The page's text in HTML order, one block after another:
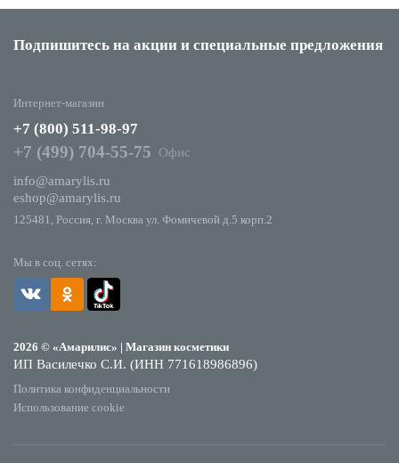
Подпишитесь на акции и специальные предложения
Мы в соц. сетях:
2026 © «Амарилис» | Магазин косметики
ИП Василечко С.И. (ИНН 771618986896)
Политика конфиденциальности
Использование cookie
Интернет-магазин
+7 (800) 511-98-97
+7 (499) 704-55-75
Офис
info@amarylis.ru
eshop@amarylis.ru
125481, Россия, г. Москва ул. Фомичевой д.5 корп.2